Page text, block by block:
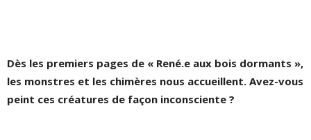
Dès les premiers pages de « René.e aux bois dormants »,
les monstres et les chimères nous accueillent. Avez-vous
peint ces créatures de façon inconsciente ?